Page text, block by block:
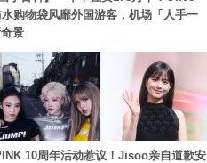
购物袋风靡外国游客，机场「人手一
景
10周年活动惹议！Jisoo亲自道歉安